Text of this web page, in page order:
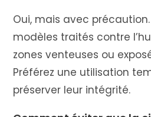
Oui, mais avec
modèles traités contre
zones venteuses ou
Préférez une utilisation
préserver leur intégrité.